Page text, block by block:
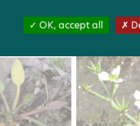
OK, accept all